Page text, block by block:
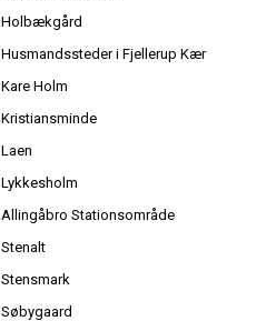
Holbækgård
Husmandssteder i Fjellerup Kær
Kare Holm
Kristiansminde
Laen
Lykkesholm
Allingåbro Stationsområde
Stenalt
Stensmark
Søbygaard